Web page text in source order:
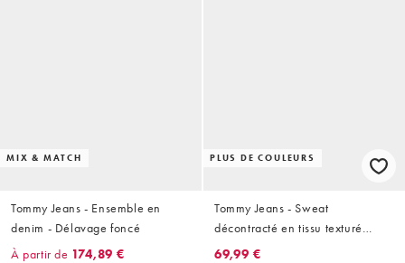
MIX & MATCH
Tommy Jeans - Ensemble en
denim - Délavage foncé
À partir de 174,89 €
PLUS DE COULEURS
Tommy Jeans - Sweat
décontracté en tissu texturé
gaufré - Kaki
69,99 €